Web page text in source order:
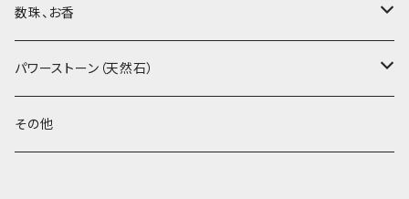
紅茶、白茶、緑茶
茶外茶、工藝茶、その他
周菊英（高級工藝美術師）
高級工藝美術師の作品
王柯鈞（高級工藝美術師）
茶杯、聞香杯
茶海、茶漏（茶漉し）
蓋碗、壷承、茶船
数珠、お香
お香、香炉
数珠、その他
パワーストーン（天然石）
アゲート（瑪瑙）
その他